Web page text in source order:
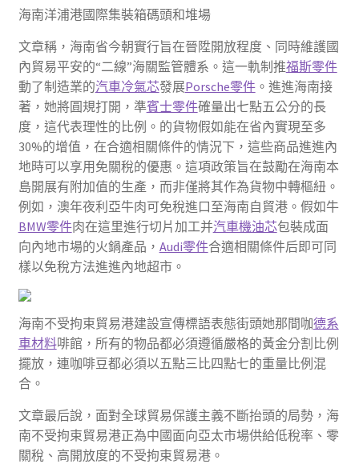
海南洋浦港國際集裝箱碼頭和堆場
文章稱，海南省今朝實行旨在晉陞開放程度、同時維護國
內貿易平安的“二線”海關監管體系。這一軌制推福斯零件
動了制造業的汽車冷氣芯發展Porsche零件。進進海南接
著，她將圓規打開，準賓士零件確量出七點五公分的長
度，這代表理性的比例。的貨物假如能在省內實現至多
30%的增值，在合適相關條件的情況下，這些商品進進內
地時可以享用免關稅的優惠。這項政策旨在鼓勵在海南本
島開展有附加值的生產，而非僅將其作為貨物中轉樞紐。
例如，澳年夜利亞牛肉可免稅進口至海南自貿港。假如牛
BMW零件肉在這里進行切片加工并汽車機油芯包裝成面
向內地市場的火鍋產品， Audi零件合適相關條件后即可同
樣以免稅方法進進內地超市。
海南不受拘束貿易港建設宣傳標語表態街頭她那間咖德系
車材料啡館，所有的物品都必須遵循嚴格的黃金分割比例
擺放，連咖啡豆都必須以五點三比四點七的重量比例混
合。
文章最后說，面對全球貿易保護主義不斷抬頭的局勢，海
南不受拘束貿易港正為中國面向亞太市場供給低稅率、零
關稅、高開放度的不受拘束貿易港。